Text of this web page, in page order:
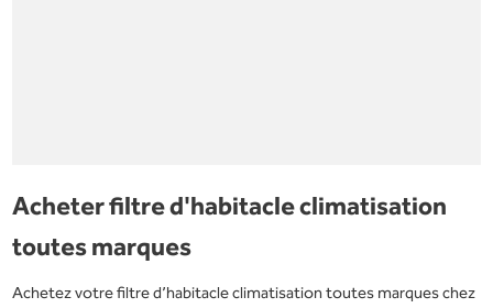
Acheter filtre d'habitacle climatisation
toutes marques
Achetez votre filtre d’habitacle climatisation toutes marques chez